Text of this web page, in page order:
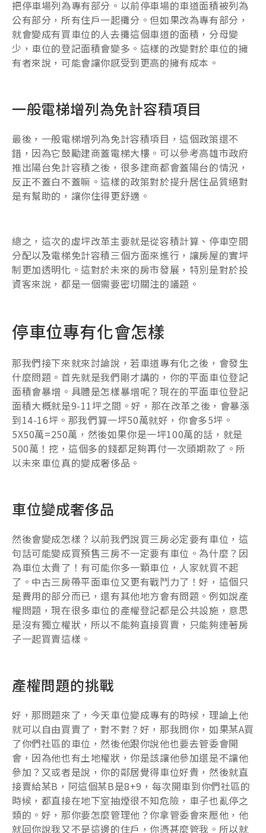
把停車場列為專有部分。以前停車場的車道面積被列為
公有部分，所有住戶一起攤分。但如果改為專有部分，
就會變成有買車位的人去攤這個車道的面積，分母變
少，車位的登記面積會變多。這樣的改變對於車位的擁
有者來說，可能會讓你感受到更高的擁有成本。
一般電梯增列為免計容積項目
最後，一般電梯增列為免計容積項目，這個政策還不
錯，因為它鼓勵建商蓋電梯大樓。可以參考高雄市政府
推出陽台免計容積之後，很多建商都會蓋陽台的情況，
反正不蓋白不蓋嘛。這樣的政策對於提升居住品質絕對
是有幫助的，讓你住得更舒適。
總之，這次的虛坪改革主要就是從容積計算、停車空間
分配以及電梯免計容積三個方面來進行，讓房屋的實坪
制更加透明化。這對於未來的房市發展，特別是對於投
資客來說，都是一個需要密切關注的議題。
停車位專有化會怎樣
那我們接下來就來討論說，若車道專有化之後，會發生
什麼問題。首先就是我們剛才講的，你的平面車位登記
面積會暴增。具體是怎樣暴增呢？現在的平面車位登記
面積大概就是9-11坪之間。好，那在改革之後，會暴漲
到14-16坪。那我們算一坪50萬就好，你會多5坪。
5X50萬=250萬，然後如果你是一坪100萬的話，就是
500萬！挖，這個多的錢都足夠再付一次頭期款了。所
以未來車位真的變成奢侈品。
車位變成奢侈品
然後會變成怎樣？以前我們說買三房必定要有車位，這
句話可能變成買預售三房不一定要有車位。為什麼？因
為車位太貴了！有可能你多一顆車位，人家就買不起
了。中古三房帶平面車位又更有戰鬥力了！好，這個只
是費用的部分而已，還有其他地方會有問題。例如說產
權問題，現在很多車位的產權登記都是公共設施，意思
是沒有獨立權狀，所以不能夠直接買賣，只能夠連著房
子一起買賣這樣。
產權問題的挑戰
好，那問題來了，今天車位變成專有的時候，理論上他
就可以自由買賣了，對不對？好，那我問你，如果某A買
了你們社區的車位，然後他跟你說他也要去管委會開
會，因為他也有土地權狀，你是該讓他參加還是不讓他
參加？又或者是說，你的鄰居覺得車位好貴，然後就直
接賣給某B，阿這個某B是8+9，每次開車到你們社區的
時候，都直接在地下室抽煙很不知危險，車子也亂停之
類的。好，那你要怎麼管理他？你拿管委會來壓他，他
就回你說我又不是這邊的住戶，你憑甚麼管我。所以就